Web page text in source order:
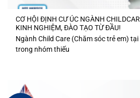
CƠ HỘI ĐỊNH CƯ ÚC NGÀNH
KINH NGHIỆM, ĐÀO TẠO TỪ ĐẦU!
Ngành Child Care (Chăm sóc trẻ em)
trong nhóm thiếu